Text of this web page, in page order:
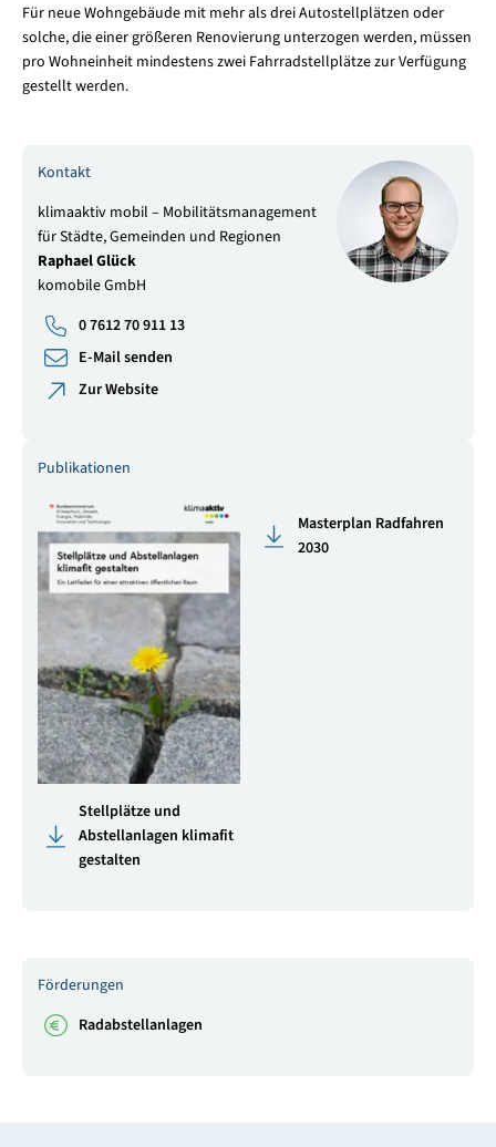
Für neue Wohngebäude mit mehr als drei Autostellplätzen oder
solche, die einer größeren Renovierung unterzogen werden, müssen
pro Wohneinheit mindestens zwei Fahrradstellplätze zur Verfügung
gestellt werden.
Kontakt
klimaaktiv mobil – Mobilitätsmanagement
für Städte, Gemeinden und Regionen
Raphael Glück
komobile GmbH
0 7612 70 911 13
E-Mail senden
Zur Website
Publikationen
Stellplätze und
Abstellanlagen klimafit
gestalten
Masterplan Radfahren
2030
Förderungen
Radabstellanlagen